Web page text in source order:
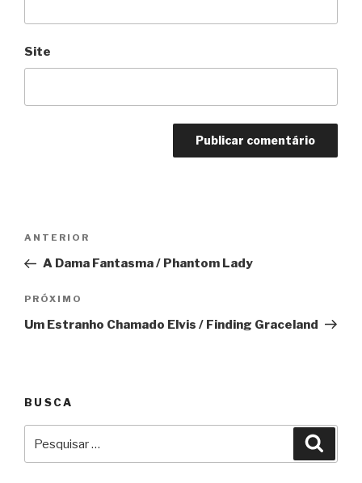
Site
Post
Anterior
ANTERIOR
A Dama Fantasma / Phantom Lady
Próximo
PRÓXIMO
Um Estranho Chamado Elvis / Finding Graceland
BUSCA